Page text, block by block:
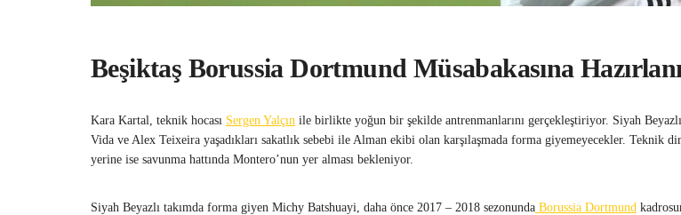
Beşiktaş Borussia Dortmund Müsabakasına
Kara Kartal, teknik hocası Sergen Yalçın ile birlikte yoğun bir şekilde antrenmanlarını gerçekleştiriyor. Siyah
Vida ve Alex Teixeira yaşadıkları sakatlık sebebi ile Alman ekibi olan karşılaşmada forma giyemeyecekler. Teknik
yerine ise savunma hattında Montero’nun yer alması bekleniyor.
Siyah Beyazlı takımda forma giyen Michy Batshuayi, daha önce 2017 – 2018 sezonunda Borussia Dortmund